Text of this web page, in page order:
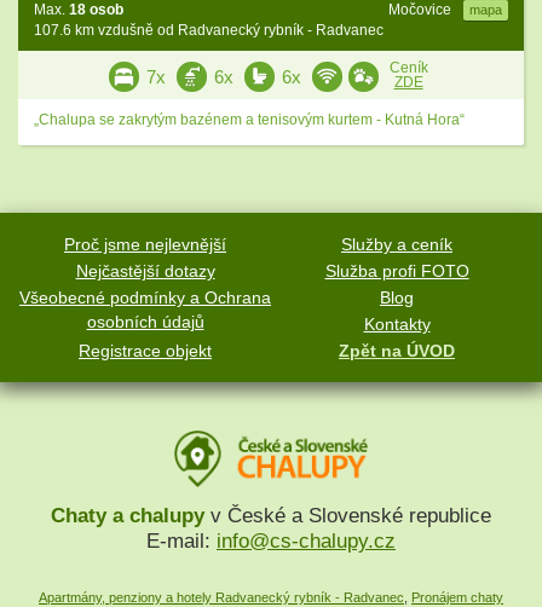
Močovice mapa
Max. 18 osob
107.6 km vzdušně od Radvanecký rybník - Radvanec
7x 6x 6x
Ceník
ZDE
„Chalupa se zakrytým bazénem a tenisovým kurtem - Kutná Hora“
Proč jsme nejlevnější
Služby a ceník
Nejčastější dotazy
Služba profi FOTO
Všeobecné podmínky a Ochrana
osobních údajů
Blog
Kontakty
Registrace objekt
Zpět na ÚVOD
Chaty a chalupyv České a Slovenské republice
E-mail: info@cs-chalupy.cz
Apartmány, penziony a hotely Radvanecký rybník - Radvanec
Pronájem chaty